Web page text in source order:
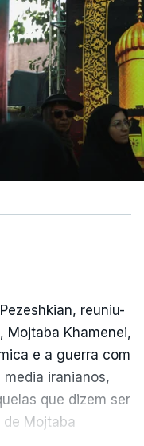
reuniu-
Mojtaba Khamenei,
e a guerra com
iranianos,
que dizem ser
Mojtaba